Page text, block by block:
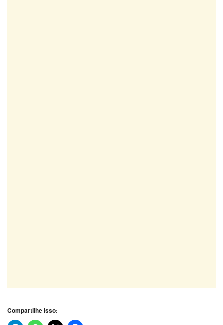
Compartilhe isso: